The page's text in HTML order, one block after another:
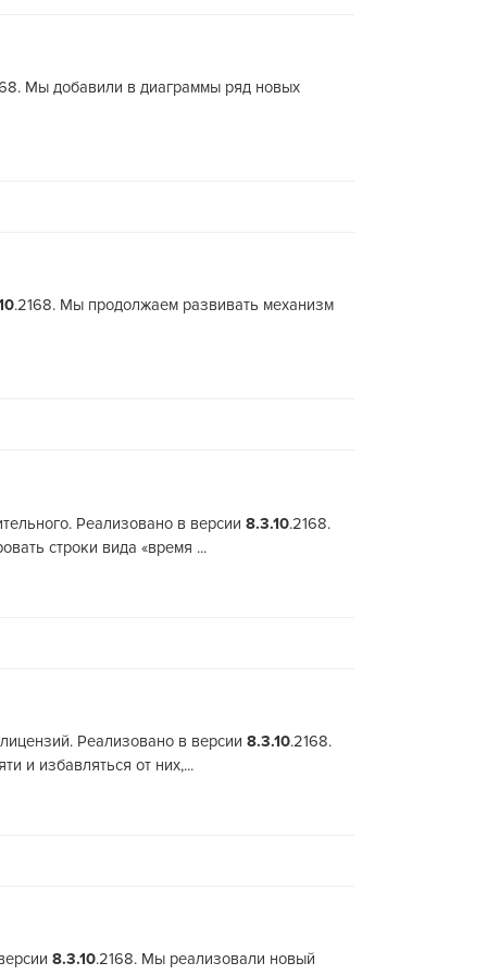
Мы добавили в диаграммы ряд новых
.2168. Мы продолжаем развивать механизм
Реализовано в версии 8.3.10.2168.
строки вида «время ...
Реализовано в версии 8.3.10.2168.
и избавляться от них,...
8.3.10.2168. Мы реализовали новый